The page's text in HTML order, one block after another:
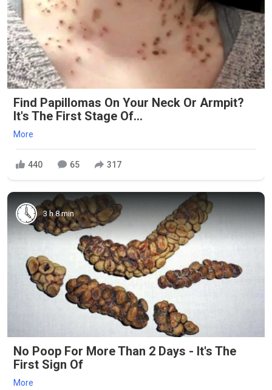
Find Papillomas On Your Neck Or Armpit?
It's The First Stage Of...
More
440 65 317
3 h 8 min
No Poop For More Than 2 Days - It's The
First Sign Of
More